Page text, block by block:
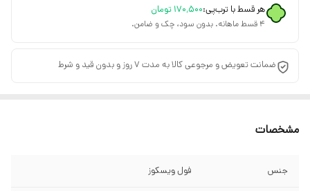
هر قسط با ترب‌پی:۱۷۰٬۵۰۰ تومان
۴ قسط ماهانه. بدون سود، چک و ضامن.
ضمانت تعویض و مرجوعی کالا به مدت 7 روز و بدون قید و شرط
مشخصات
جنس فول ویسکوز